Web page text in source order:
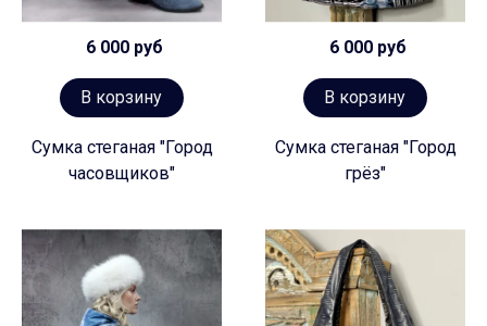
6 000 руб
В корзину
Сумка стеганая "Город
часовщиков"
6 000 руб
В корзину
Сумка стеганая "Город
грёз"